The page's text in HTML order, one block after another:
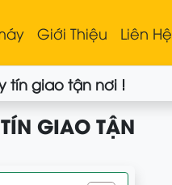
Giới Thiệu Liên Hệ
tín giao tận nơi !
GIAO TẬN